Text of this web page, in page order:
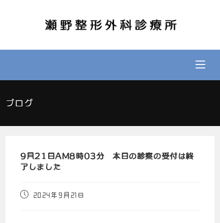
ブログ
9月21日AM8時03分 本日の診察の受付は終
了しました
2024年9月21日